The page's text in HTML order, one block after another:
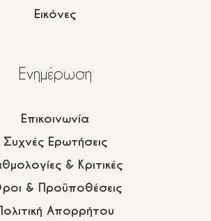
Εικόνες
Eνημέρωση
Επικοινωνία
Συχνές Ερωτήσεις
& Κριτικές
& Προϋποθέσεις
Απορρήτου